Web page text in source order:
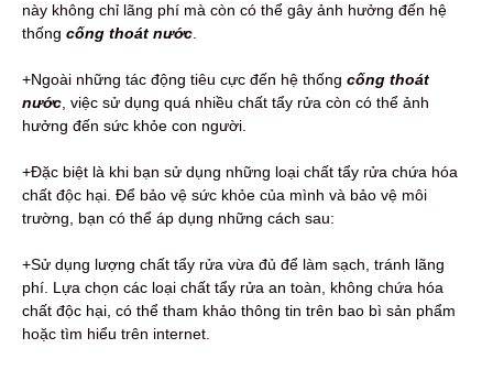
này không chỉ lãng phí mà còn có thể gây ảnh hưởng đến hệ
thống cống thoát nước
+Ngoài những tác động tiêu cực đến hệ thống cống thoát
nước , việc sử dụng quá nhiều chất tẩy rửa còn có thể ảnh
hưởng đến sức khỏe con người.
+Đặc biệt là khi bạn sử dụng những loại chất tẩy rửa chứa hóa
chất độc hại. Để bảo vệ sức khỏe của mình và bảo vệ môi
trường, bạn có thể áp dụng những cách sau:
+Sử dụng lượng chất tẩy rửa vừa đủ để làm sạch, tránh lãng
phí. Lựa chọn các loại chất tẩy rửa an toàn, không chứa hóa
chất độc hại, có thể tham khảo thông tin trên bao bì sản phẩm
hoặc tìm hiểu trên internet.